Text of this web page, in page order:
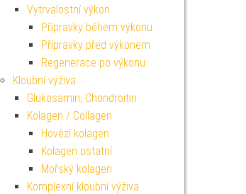
Vytrvalostní výkon
Přípravky během výkonu
Přípravky před výkonem
Regenerace po výkonu
Kloubní výživa
Glukosamin, Chondroitin
Kolagen / Collagen
Hovězí kolagen
Kolagen ostatní
Mořský kolagen
Komplexní kloubní výživa